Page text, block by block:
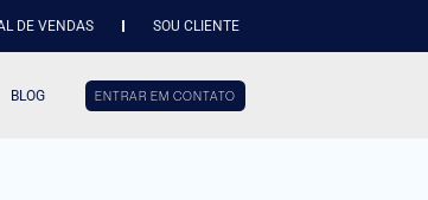
DE VENDAS SOU CLIENTE
BLOG ENTRAR EM CONTATO